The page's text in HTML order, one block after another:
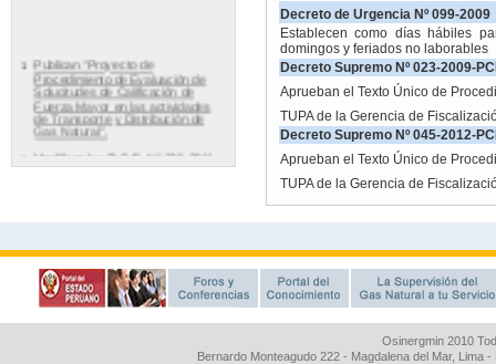
Osinergmin 2010
Bernardo Monteagudo 222 - Magdalena del Mar, Lima